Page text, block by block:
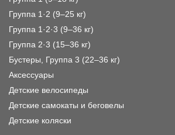
Группа 1·2 (9–25 кг)
Группа 1·2·3 (9–36 кг)
Группа 2·3 (15–36 кг)
Бустеры, Группа 3 (22–36 кг)
Аксессуары
Детские велосипеды
Детские самокаты и беговелы
Детские коляски